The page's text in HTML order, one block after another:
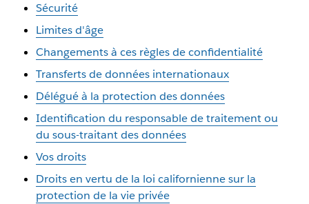
Sécurité
Limites d'âge
Changements à ces règles de confidentialité
Transferts de données internationaux
Délégué à la protection des données
Identification du responsable de traitement ou
du sous-traitant des données
Vos droits
Droits en vertu de la loi californienne sur la
protection de la vie privée